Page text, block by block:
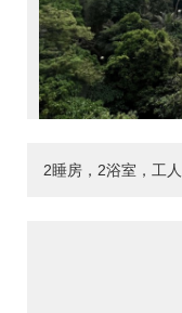
2睡房，2浴室，工